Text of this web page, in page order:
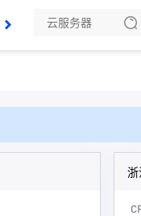
了解我们
浙